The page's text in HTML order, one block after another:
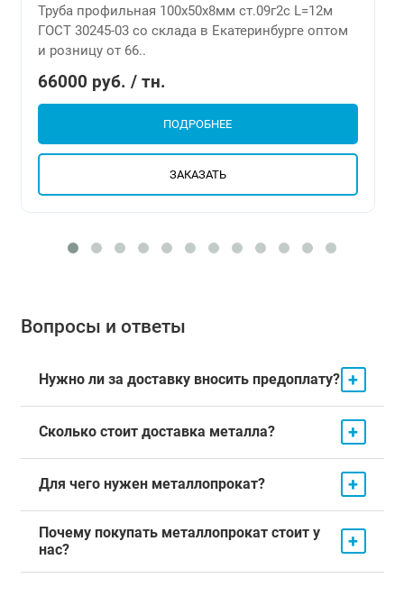
Труба профильная 100х50х8мм ст.09г2с L=12м
ГОСТ 30245-03 со склада в Екатеринбурге оптом
и розницу от 66..
66000 руб. / тн.
ПОДРОБНЕЕ
ЗАКАЗАТЬ
Вопросы и ответы
Нужно ли за доставку вносить предоплату? +
Сколько стоит доставка металла? +
Для чего нужен металлопрокат? +
Почему покупать металлопрокат стоит у
нас?
+